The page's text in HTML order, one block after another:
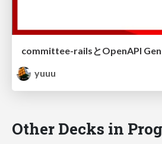
yuuu
Other Decks in